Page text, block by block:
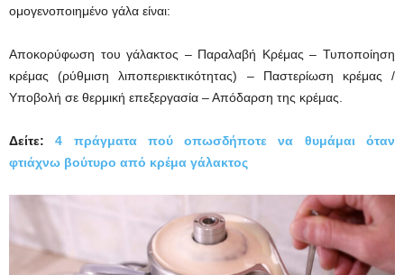
ομογενοποιημένο γάλα είναι:
Αποκορύφωση του γάλακτος – Παραλαβή Κρέμας – Τυποποίηση
κρέμας (ρύθμιση λιποπεριεκτικότητας) – Παστερίωση κρέμας /
Υποβολή σε θερμική επεξεργασία – Απόδαρση της κρέμας.
Δείτε:4 πράγματα πού οπωσδήποτε να θυμάμαι όταν
φτιάχνω βούτυρο από κρέμα γάλακτος